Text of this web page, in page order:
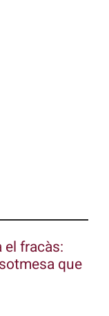
el fracàs:
que